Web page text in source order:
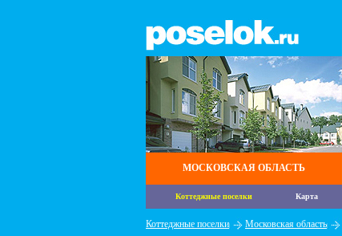
МОСКОВСКАЯ ОБЛАСТЬ
Коттеджные поселки Карта
Коттеджные поселки Московская область